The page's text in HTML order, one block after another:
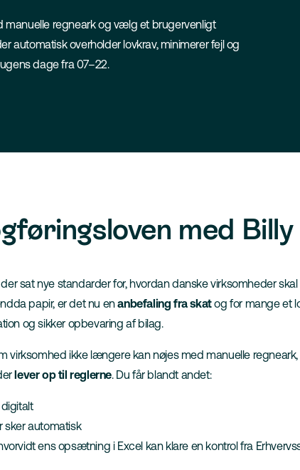
manuelle regneark og vælg et brugervenligt
automatisk overholder lovkrav, minimerer fejl og
dage fra 07–22.
med Billy
sat nye standarder for, hvordan danske virksomheder
papir, er det nu enanbefaling fra skatog for mange et
og sikker opbevaring af bilag.
virksomhed ikke længere kan nøjes med manuelle
lever op til reglerne. Du får blandt andet:
sker automatisk
ens opsætning i Excel kan klare en kontrol fra